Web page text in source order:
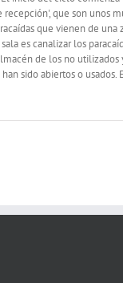
que son unos
que vienen de una
es canalizar los
de los no utilizados
sido abiertos o usados.